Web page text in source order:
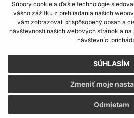
Súbory cookie a ďalšie technológie
vášho zážitku z prehliadania našich
vám zobrazovali prispôsobený obsah a
návštevnosti našich webových stránok a na
návštevníci
SÚHLASÍM
Odmietam
Zmeniť moje
Mesiac úcty k starším
Dňa 8.10.2022 sa v kultúrnom dome
úcty k starším. O dobrú náladu sa
skupina z Lekároviec Pajtašky. Starosta
seniorom a seniorkam pekné darčeky.